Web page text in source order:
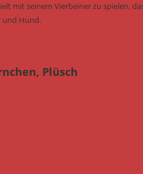
mit seinem Vierbeiner zu spielen,
und Hund.
Plüsch